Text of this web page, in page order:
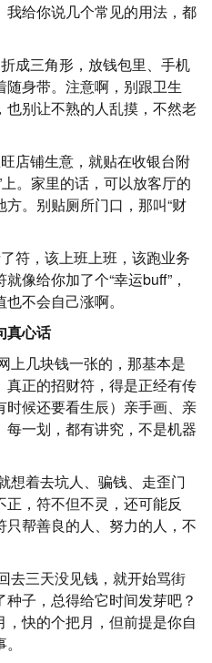
给你说几个常见的用法，都
成三角形，放钱包里、手机
身带。注意啊，别跟卫生
别让不熟的人乱摸，不然老
店铺生意，就贴在收银台附
。家里的话，可以放客厅的
。别贴厕所门口，那叫“财
符，该上班上班，该跑业务
像给你加了个“幸运buff”，
不会自己涨啊。
真心话
上几块钱一张的，那基本是
正的招财符，得是正经有传
候还要看生辰）亲手画、亲
一划，都有讲究，不是机器
想着去坑人、骗钱、走歪门
正，符不但不灵，还可能反
帮善良的人、努力的人，不
去三天没见钱，就开始骂街
子，总得给它时间发芽吧？
快的个把月，但前提是你自